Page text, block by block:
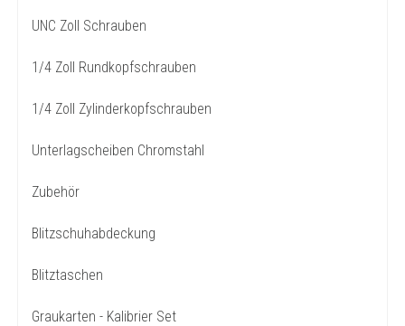
UNC Zoll Schrauben
1/4 Zoll Rundkopfschrauben
1/4 Zoll Zylinderkopfschrauben
Unterlagscheiben Chromstahl
Zubehör
Blitzschuhabdeckung
Blitztaschen
Graukarten - Kalibrier Set